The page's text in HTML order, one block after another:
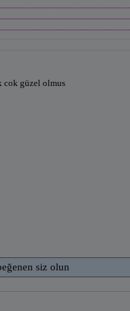
cok güzel olmus
siz olun